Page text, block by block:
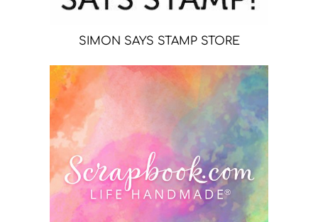
SIMON SAYS STAMP STORE